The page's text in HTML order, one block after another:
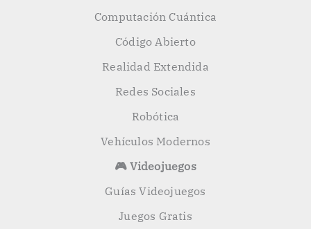
Computación Cuántica
Código Abierto
Realidad Extendida
Redes Sociales
Robótica
Vehículos Modernos
🎮 Videojuegos
Guías Videojuegos
Juegos Gratis